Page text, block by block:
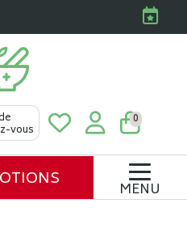
Pharmacies Clabots &
vous
0
MENU